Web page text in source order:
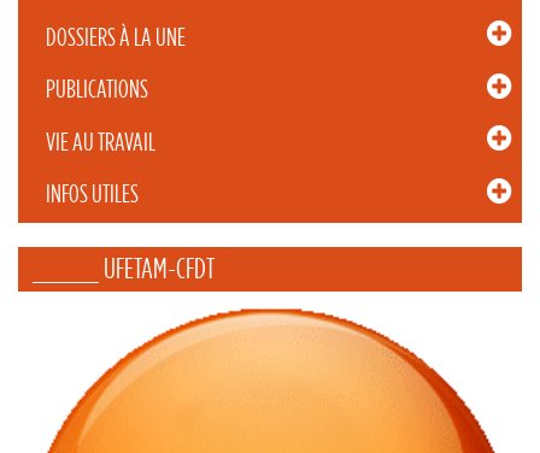
DOSSIERS À LA UNE
PUBLICATIONS
VIE AU TRAVAIL
INFOS UTILES
_____ UFETAM-CFDT